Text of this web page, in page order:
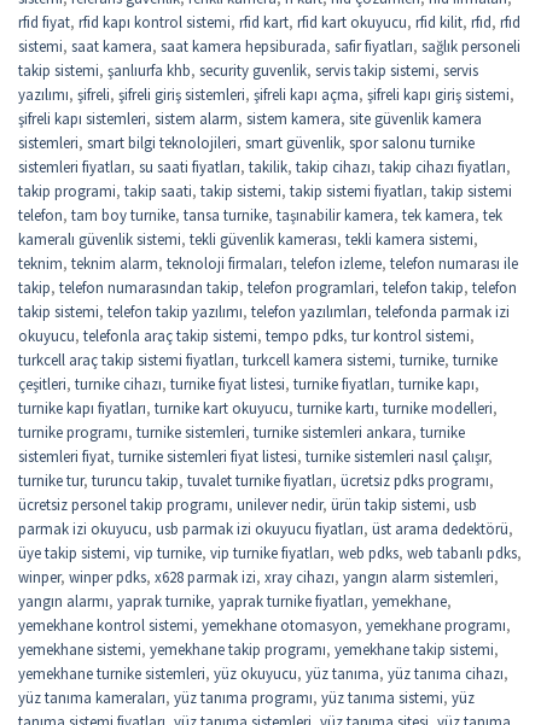
rfid fiyat, rfid kapı kontrol sistemi, rfid kart, rfid kart okuyucu, rfid kilit, rfıd, rfıd
sistemi, saat kamera, saat kamera hepsiburada, safir fiyatları, sağlık personeli
takip sistemi, şanlıurfa khb, security guvenlik, servis takip sistemi, servis
yazılımı, şifreli, şifreli giriş sistemleri, şifreli kapı açma, şifreli kapı giriş sistemi,
şifreli kapı sistemleri, sistem alarm, sistem kamera, site güvenlik kamera
sistemleri, smart bilgi teknolojileri, smart güvenlik, spor salonu turnike
sistemleri fiyatları, su saati fiyatları, takilik, takip cihazı, takip cihazı fiyatları,
takip programi, takip saati, takip sistemi, takip sistemi fiyatları, takip sistemi
telefon, tam boy turnike, tansa turnike, taşınabilir kamera, tek kamera, tek
kameralı güvenlik sistemi, tekli güvenlik kamerası, tekli kamera sistemi,
teknim, teknim alarm, teknoloji firmaları, telefon izleme, telefon numarası ile
takip, telefon numarasından takip, telefon programlari, telefon takip, telefon
takip sistemi, telefon takip yazılımı, telefon yazılımları, telefonda parmak izi
okuyucu, telefonla araç takip sistemi, tempo pdks, tur kontrol sistemi,
turkcell araç takip sistemi fiyatları, turkcell kamera sistemi, turnike, turnike
çeşitleri, turnike cihazı, turnike fiyat listesi, turnike fiyatları, turnike kapı,
turnike kapı fiyatları, turnike kart okuyucu, turnike kartı, turnike modelleri,
turnike programı, turnike sistemleri, turnike sistemleri ankara, turnike
sistemleri fiyat, turnike sistemleri fiyat listesi, turnike sistemleri nasıl çalışır,
turnike tur, turuncu takip, tuvalet turnike fiyatları, ücretsiz pdks programı,
ücretsiz personel takip programı, unilever nedir, ürün takip sistemi, usb
parmak izi okuyucu, usb parmak izi okuyucu fiyatları, üst arama dedektörü,
üye takip sistemi, vip turnike, vip turnike fiyatları, web pdks, web tabanlı pdks,
winper, winper pdks, x628 parmak izi, xray cihazı, yangın alarm sistemleri,
yangın alarmı, yaprak turnike, yaprak turnike fiyatları, yemekhane,
yemekhane kontrol sistemi, yemekhane otomasyon, yemekhane programı,
yemekhane sistemi, yemekhane takip programı, yemekhane takip sistemi,
yemekhane turnike sistemleri, yüz okuyucu, yüz tanıma, yüz tanıma cihazı,
yüz tanıma kameraları, yüz tanıma programı, yüz tanıma sistemi, yüz